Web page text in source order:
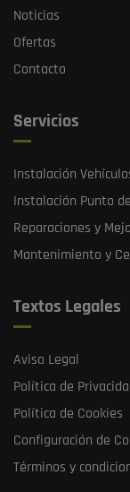
Noticias
Ofertas
Contacto
Servicios
Instalación
Instalación Punto
Reparaciones y
Mantenimiento y
Textos Legales
Aviso Legal
Política de
Política de Cookies
Configuración de
Términos y